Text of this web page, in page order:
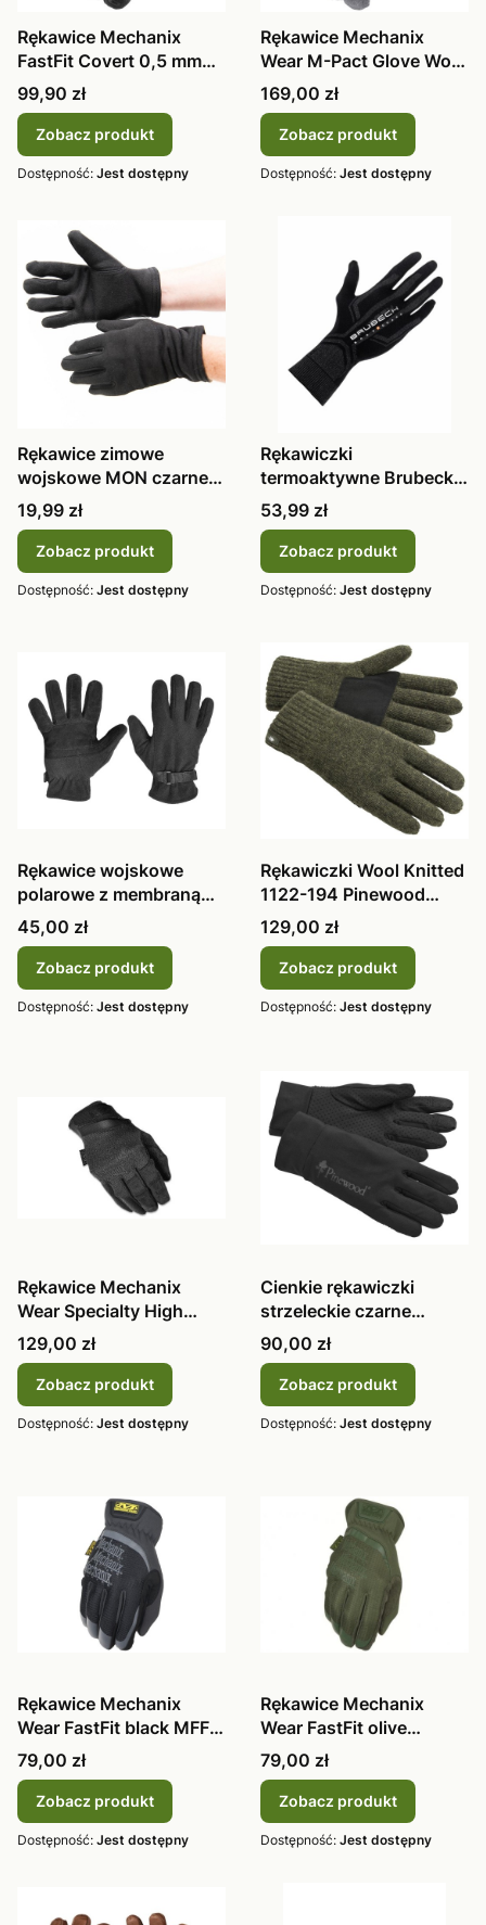
Rękawice Mechanix
FastFit Covert 0,5 mm
TSFF-55-008
Cena
99,90 zł
Zobacz produkt
Dostępność: Jest dostępny
Rękawice Mechanix
Wear M-Pact Glove Wolf
Grey MPT-88
Cena
169,00 zł
Zobacz produkt
Dostępność: Jest dostępny
Rękawice zimowe
wojskowe MON czarne -
nowe
Cena
19,99 zł
Zobacz produkt
Dostępność: Jest dostępny
Rękawiczki
termoaktywne Brubeck
Unisex czarne
GE10010A
Cena
53,99 zł
Zobacz produkt
Dostępność: Jest dostępny
Rękawice wojskowe
polarowe z membraną
zimowe Texar
Cena
45,00 zł
Zobacz produkt
Dostępność: Jest dostępny
Rękawiczki Wool Knitted
1122-194 Pinewood
zimowe
Cena
129,00 zł
Zobacz produkt
Dostępność: Jest dostępny
Rękawice Mechanix
Wear Specialty High
Dexterity black MSD-55-
008
Cena
129,00 zł
Zobacz produkt
Dostępność: Jest dostępny
Cienkie rękawiczki
strzeleckie czarne
Pinewood Thin Liner
Cena
90,00 zł
Zobacz produkt
Dostępność: Jest dostępny
Rękawice Mechanix
Wear FastFit black MFF-
05
Cena
79,00 zł
Zobacz produkt
Dostępność: Jest dostępny
Rękawice Mechanix
Wear FastFit olive
FFTAB-60
Cena
79,00 zł
Zobacz produkt
Dostępność: Jest dostępny